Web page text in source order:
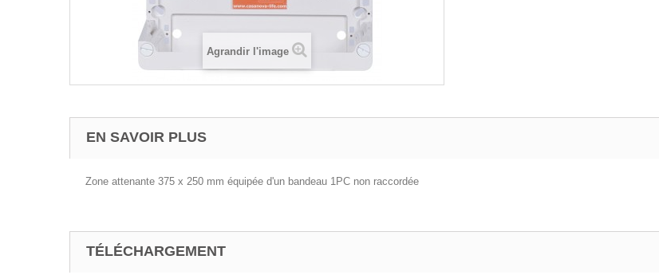
Agrandir l'image
EN SAVOIR PLUS
Zone attenante 375 x 250 mm équipée d'un bandeau 1PC non raccordée
TÉLÉCHARGEMENT